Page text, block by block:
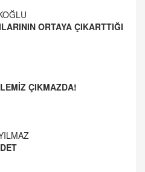
ÇIKMAZDA!